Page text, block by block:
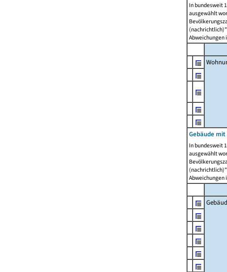
In bundesweit
ausgewählt
Abweichungen
Gebäude
In bundesweit
ausgewählt
Abweichungen